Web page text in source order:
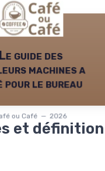
guide des
machines a
pour le bureau
ou Café — 2026
et